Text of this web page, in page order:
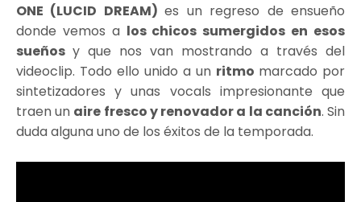
ONE (LUCID DREAM)es un regreso de ensueño
donde vemos a los chicos sumergidos en esos
sueños y que nos van mostrando a través del
videoclip. Todo ello unido a un ritmo marcado por
sintetizadores y unas vocals impresionante que
traen un aire fresco y renovador a la canción. Sin
duda alguna uno de los éxitos de la temporada.